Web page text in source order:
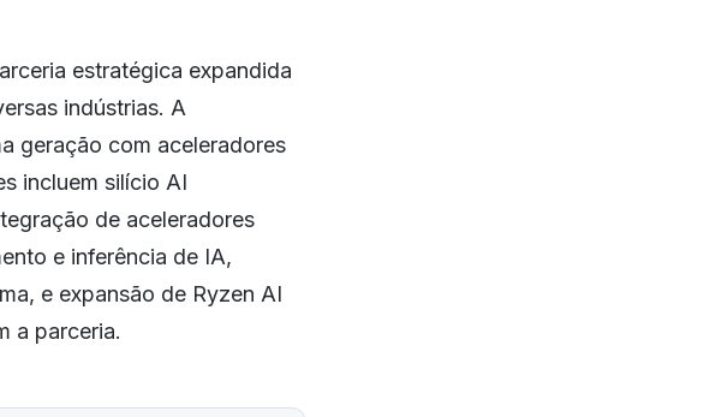
estratégica expandida
indústrias. A
geração com aceleradores
incluem silício AI
de aceleradores
e inferência de IA,
e expansão de Ryzen AI
a parceria.